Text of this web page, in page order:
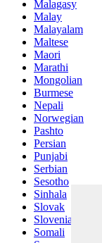
Malagasy
Malay
Malayalam
Maltese
Maori
Marathi
Mongolian
Burmese
Nepali
Norwegian
Pashto
Persian
Punjabi
Serbian
Sesotho
Sinhala
Slovak
Slovenian
Somali